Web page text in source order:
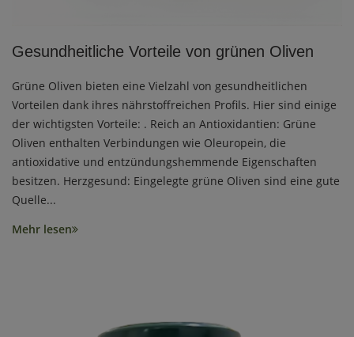
Gesundheitliche Vorteile von grünen Oliven
Grüne Oliven bieten eine Vielzahl von gesundheitlichen
Vorteilen dank ihres nährstoffreichen Profils. Hier sind einige
der wichtigsten Vorteile: . Reich an Antioxidantien: Grüne
Oliven enthalten Verbindungen wie Oleuropein, die
antioxidative und entzündungshemmende Eigenschaften
besitzen. Herzgesund: Eingelegte grüne Oliven sind eine gute
Quelle...
Mehr lesen